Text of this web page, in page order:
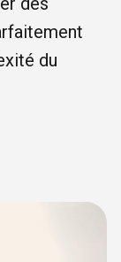
du